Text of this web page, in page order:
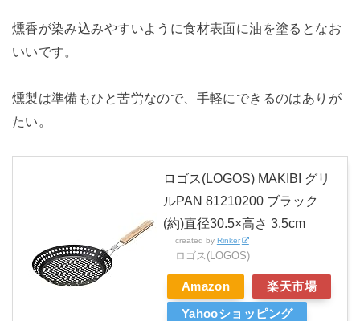
燻香が染み込みやすいように食材表面に油を塗るとなお
いいです。
燻製は準備もひと苦労なので、手軽にできるのはありが
たい。
ロゴス(LOGOS) MAKIBI グリ
ルPAN 81210200 ブラック
(約)直径30.5×高さ 3.5cm
created by Rinker
ロゴス(LOGOS)
Amazon 楽天市場
Yahooショッピング